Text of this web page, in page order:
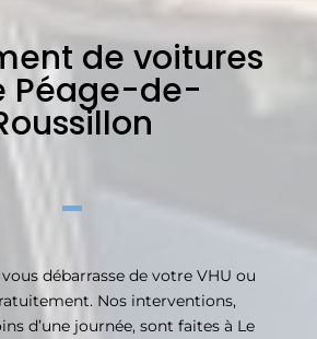
de voitures
Péage-de-
débarrasse de votre VHU ou
Nos interventions,
d’une journée, sont faites à Le